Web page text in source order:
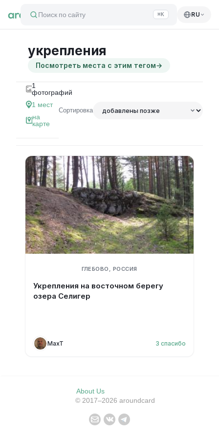
Поиск по сайту ⌘K RU
укрепления
Посмотреть места с этим тегом→
1
фотографий
1 мест
на
карте
Сортировка
ГЛЕБОВО, РОССИЯ
Укрепления на восточном берегу
озера Селигер
MaxT 3 спасибо
About Us
© 2017–2026 aroundcard